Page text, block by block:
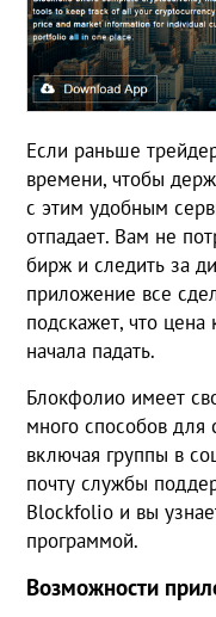
Если раньше
времени, чтобы
с этим удобным
отпадает. Вам не
бирж и следить за
приложение все
подскажет, что
начала падать.
Блокфолио имеет
много способов для
включая группы в
почту службы
Blockfolio и вы
программой.
Возможности